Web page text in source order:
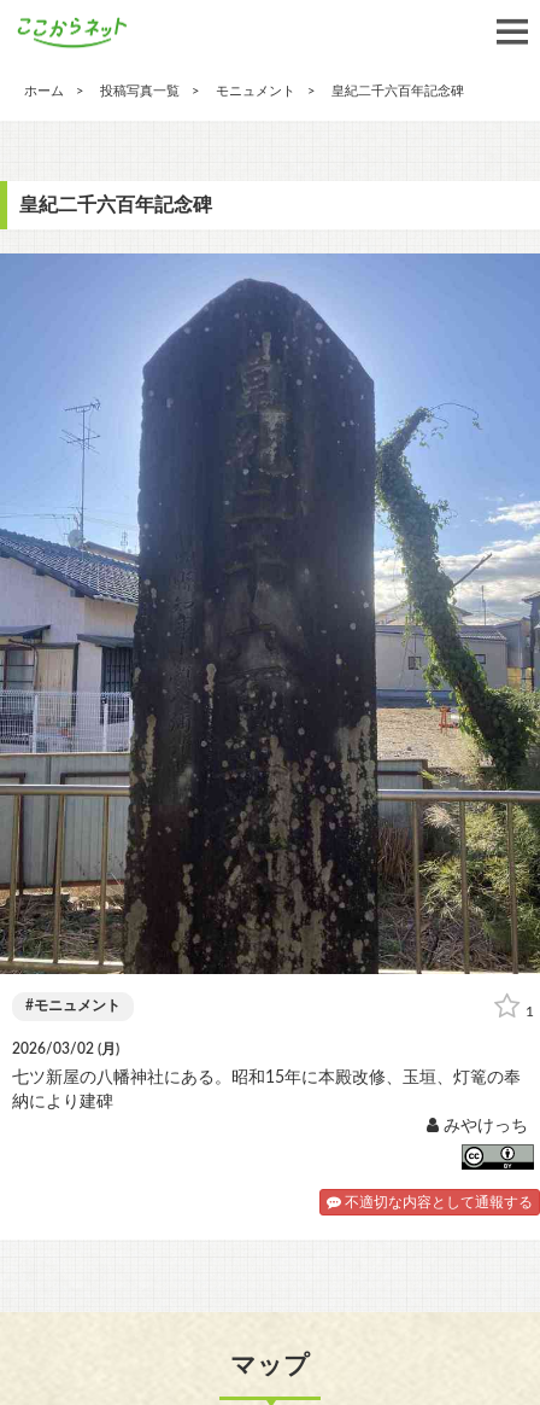
ホーム 投稿写真一覧 モニュメント 皇紀二千六百年記念碑
皇紀二千六百年記念碑
モニュメント 1
2026/03/02 (月 )
七ツ新屋の八幡神社にある。昭和15年に本殿改修、玉垣、灯篭の奉
納により建碑
みやけっち
不適切な内容として通報する
マップ